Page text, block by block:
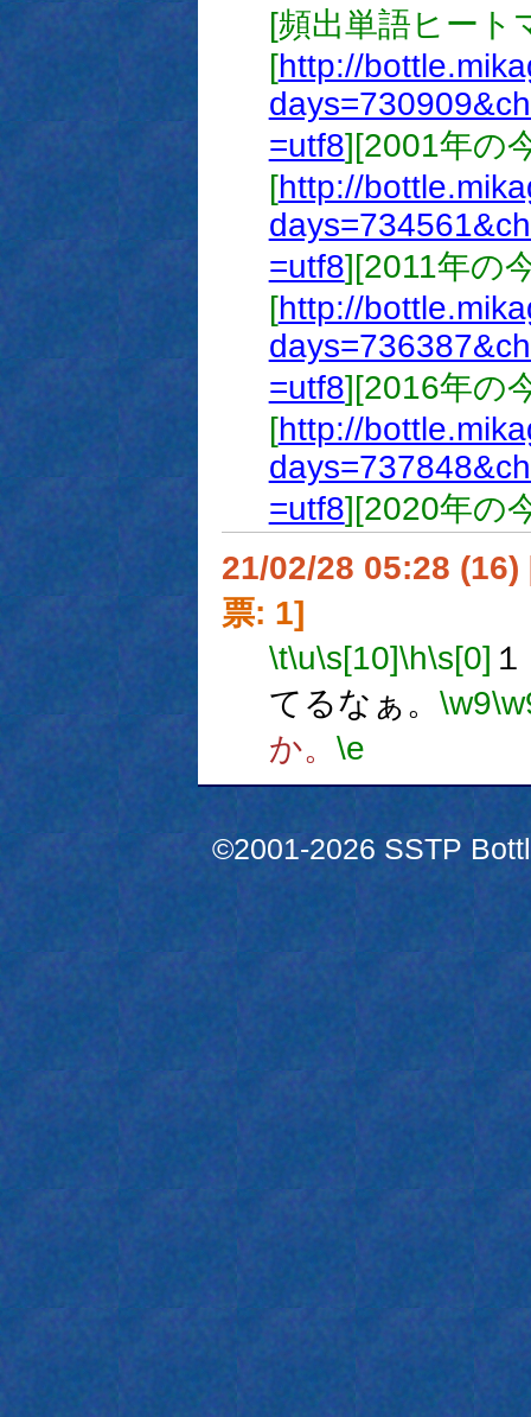
[頻出単語ヒート
[http://
=utf8][2001年の
[http://
=utf8][2011年の
[http://
=utf8][2016年の
[http://
=utf8][2020年の
21/02/28 05:28 (16)
票: 1]
\t\u\s[10]\h\s[0]
てるなぁ。 \w9
か。 \e
©2001-2026 SSTP